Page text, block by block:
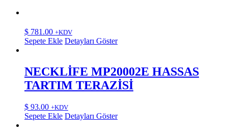
$ 781.00 +KDV
Sepete Ekle Detayları Göster
NECKLİFE MP20002E HASSAS
TARTIM TERAZİSİ
$ 93.00 +KDV
Sepete Ekle Detayları Göster